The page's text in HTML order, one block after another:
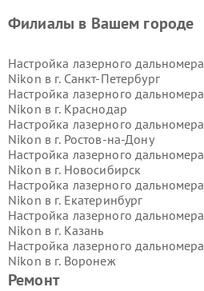
Ремонт
Филиалы в Вашем городе
Настройка лазерного дальномера
Nikon в г. Санкт-Петербург
Настройка лазерного дальномера
Nikon в г. Краснодар
Настройка лазерного дальномера
Nikon в г. Ростов-на-Дону
Настройка лазерного дальномера
Nikon в г. Новосибирск
Настройка лазерного дальномера
Nikon в г. Екатеринбург
Настройка лазерного дальномера
Nikon в г. Казань
Настройка лазерного дальномера
Nikon в г. Воронеж
Настройка лазерного дальномера